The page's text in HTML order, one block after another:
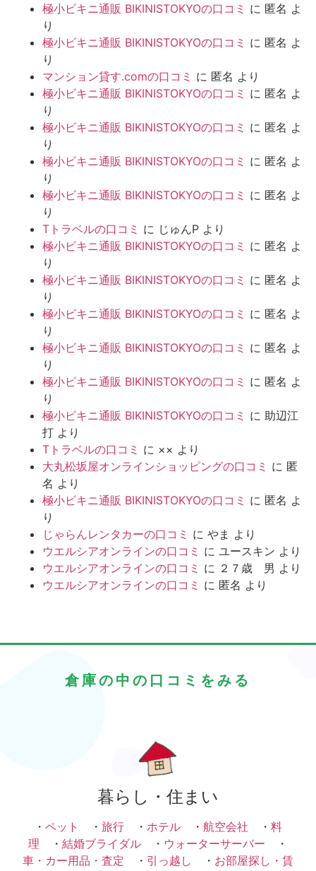
極小ビキニ通販 BIKINISTOKYOの口コミ に 匿名 よ
り
極小ビキニ通販 BIKINISTOKYOの口コミ に 匿名 よ
り
マンション貸す.comの口コミ に 匿名 より
極小ビキニ通販 BIKINISTOKYOの口コミ に 匿名 よ
り
極小ビキニ通販 BIKINISTOKYOの口コミ に 匿名 よ
り
極小ビキニ通販 BIKINISTOKYOの口コミ に 匿名 よ
り
極小ビキニ通販 BIKINISTOKYOの口コミ に 匿名 よ
り
Tトラベルの口コミ に じゅんP より
極小ビキニ通販 BIKINISTOKYOの口コミ に 匿名 よ
り
極小ビキニ通販 BIKINISTOKYOの口コミ に 匿名 よ
り
極小ビキニ通販 BIKINISTOKYOの口コミ に 匿名 よ
り
極小ビキニ通販 BIKINISTOKYOの口コミ に 匿名 よ
り
極小ビキニ通販 BIKINISTOKYOの口コミ に 匿名 よ
り
極小ビキニ通販 BIKINISTOKYOの口コミ に 助辺江
打 より
Tトラベルの口コミ に ×× より
大丸松坂屋オンラインショッピングの口コミ に 匿
名 より
極小ビキニ通販 BIKINISTOKYOの口コミ に 匿名 よ
り
じゃらんレンタカーの口コミ に やま より
ウエルシアオンラインの口コミ に ユースキン より
ウエルシアオンラインの口コミ に ２７歳 男 より
ウエルシアオンラインの口コミ に 匿名 より
倉庫の中の口コミをみる
暮らし・住まい
・ ペット ・ 旅行 ・ ホテル ・ 航空会社 ・ 料
理 ・ 結婚ブライダル ・ ウォーターサーバー ・
車・カー用品・査定 ・ 引っ越し ・ お部屋探し・賃